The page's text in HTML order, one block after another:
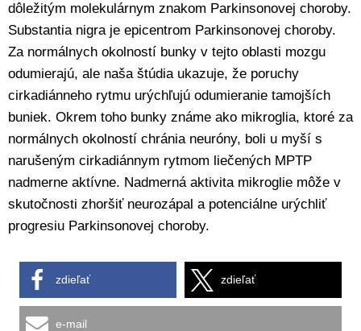
dôležitým molekulárnym znakom Parkinsonovej choroby.
Substantia nigra je epicentrom Parkinsonovej choroby.
Za normálnych okolností bunky v tejto oblasti mozgu
odumierajú, ale naša štúdia ukazuje, že poruchy
cirkadiánneho rytmu urýchľujú odumieranie tamojších
buniek. Okrem toho bunky známe ako mikroglia, ktoré za
normálnych okolností chránia neuróny, boli u myší s
narušeným cirkadiánnym rytmom liečených MPTP
nadmerne aktívne. Nadmerná aktivita mikroglie môže v
skutočnosti zhoršiť neurozápal a potenciálne urýchliť
progresiu Parkinsonovej choroby.
zdieľať zdieľať
e-mail